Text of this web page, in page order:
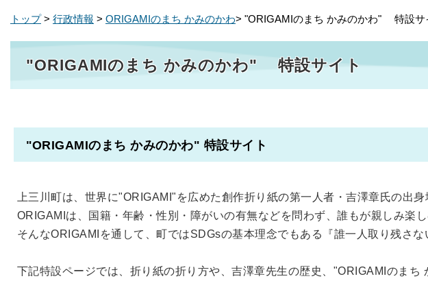
トップ> 行政情報 > ORIGAMIのまち かみのかわ> "ORIGAMIのまち かみのかわ" 特設サ
"ORIGAMIのまち かみのかわ" 特設サイト
"ORIGAMIのまち かみのかわ" 特設サイト
上三川町は、世界に"ORIGAMI"を広めた創作折り紙の第一人者・吉澤章氏の出身
ORIGAMIは、国籍・年齢・性別・障がいの有無などを問わず、誰もが親しみ楽し
そんなORIGAMIを通して、町ではSDGsの基本理念でもある『誰一人取り残さな
下記特設ページでは、折り紙の折り方や、吉澤章先生の歴史、"ORIGAMIのまち